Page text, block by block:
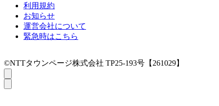
利用規約
お知らせ
運営会社について
緊急時はこちら
©NTTタウンページ株式会社 TP25-193号【261029】